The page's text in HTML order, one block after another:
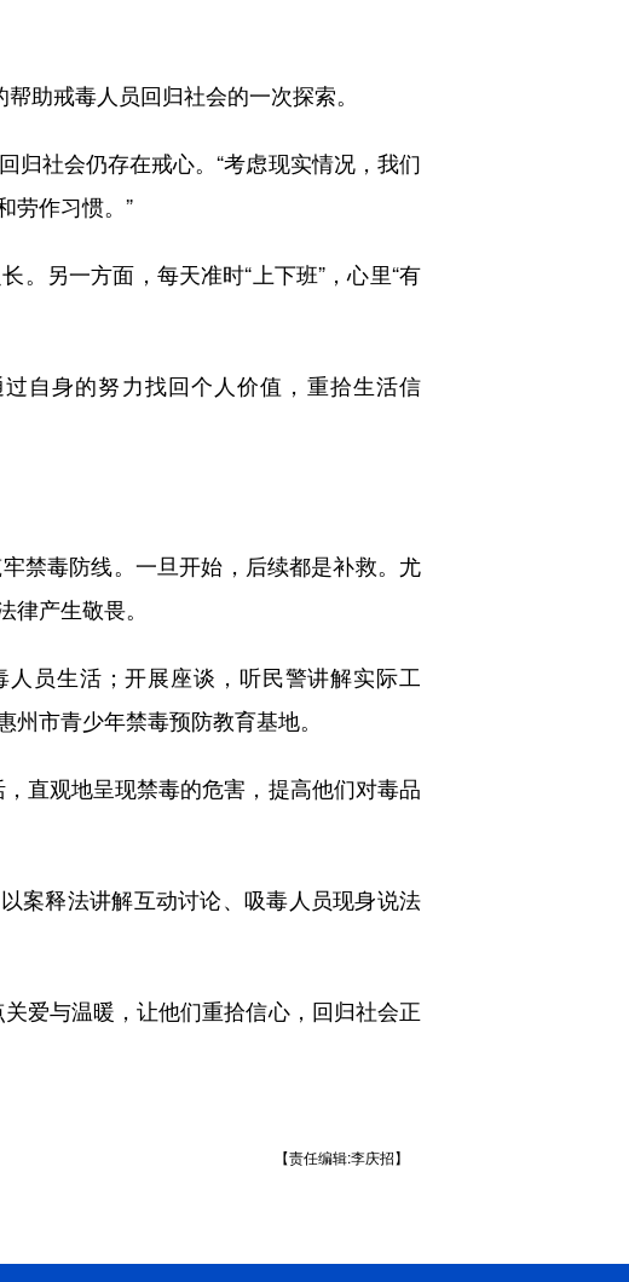
助戒毒人员回归社会的一次探索。
社会仍存在戒心。“考虑现实情况，我们
劳作习惯。”
另一方面，每天准时“上下班”，心里“有
自身的努力找回个人价值，重拾生活信
禁毒防线。一旦开始，后续都是补救。尤
产生敬畏。
员生活；开展座谈，听民警讲解实际工
市青少年禁毒预防教育基地。
直观地呈现禁毒的危害，提高他们对毒品
案释法讲解互动讨论、吸毒人员现身说法
爱与温暖，让他们重拾信心，回归社会正
【责任编辑:李庆招】